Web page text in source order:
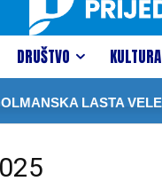
DRUŠTVO KULTURA
LASTA VELEŽA